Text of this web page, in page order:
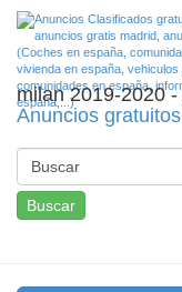
milan 2019-2020
Anuncios
Buscar